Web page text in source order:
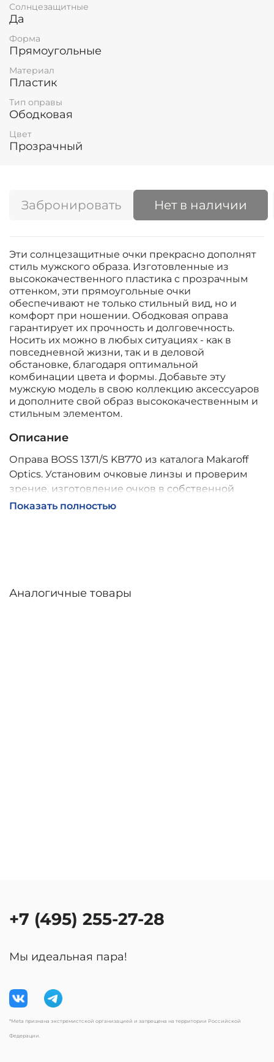
Солнцезащитные
Да
Форма
Прямоугольные
Материал
Пластик
Тип оправы
Ободковая
Цвет
Прозрачный
Забронировать Нет в наличии
Эти солнцезащитные очки прекрасно дополнят
стиль мужского образа. Изготовленные из
высококачественного пластика с прозрачным
оттенком, эти прямоугольные очки
обеспечивают не только стильный вид, но и
комфорт при ношении. Ободковая оправа
гарантирует их прочность и долговечность.
Носить их можно в любых ситуациях - как в
повседневной жизни, так и в деловой
обстановке, благодаря оптимальной
комбинации цвета и формы. Добавьте эту
мужскую модель в свою коллекцию аксессуаров
и дополните свой образ высококачественным и
стильным элементом.
Описание
Оправа BOSS 1371/S KB770 из каталога Makaroff
Optics. Установим очковые линзы и проверим
зрение, изготовление очков в собственной
мастерской, обычно 2–5 дней, индивидуальные
Показать полностью
Аналогичные товары
+7 (495) 255-27-28
Мы идеальная пара!
*Meta признана экстремистской организацией и запрещена на территории Российской
Федерации.